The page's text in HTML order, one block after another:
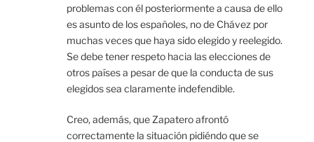
problemas con él posteriormente a causa de ello
es asunto de los españoles, no de Chávez por
muchas veces que haya sido elegido y reelegido.
Se debe tener respeto hacia las elecciones de
otros países a pesar de que la conducta de sus
elegidos sea claramente indefendible.
Creo, además, que Zapatero afrontó
correctamente la situación pidiéndo que se